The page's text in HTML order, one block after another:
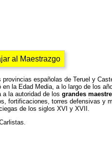
al Maestrazgo
españolas de Teruel y
la Edad Media, a lo largo de los
la autoridad de los grandes
fortificaciones, torres defensivas y
de los siglos XVI y XVII.